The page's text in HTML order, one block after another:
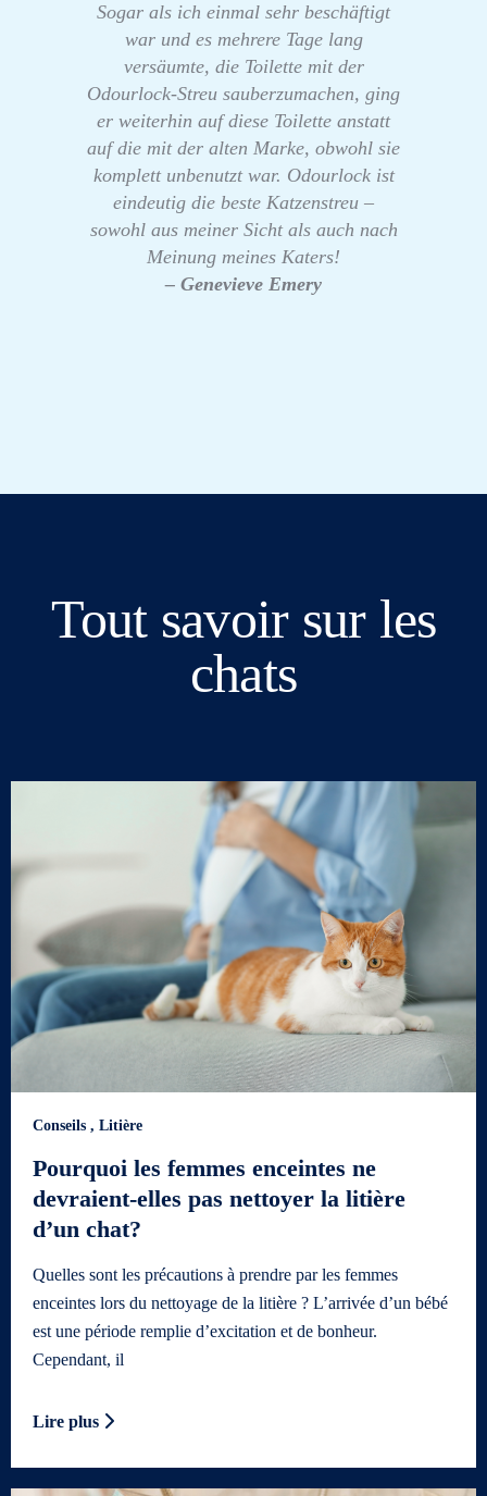
Sogar als ich einmal sehr beschäftigt
war und es mehrere Tage lang
versäumte, die Toilette mit der
Odourlock-Streu sauberzumachen, ging
er weiterhin auf diese Toilette anstatt
auf die mit der alten Marke, obwohl sie
komplett unbenutzt war. Odourlock ist
eindeutig die beste Katzenstreu –
sowohl aus meiner Sicht als auch nach
Meinung meines Katers!
– Genevieve Emery
Tout savoir sur les
chats
Conseils , Litière
Pourquoi les femmes enceintes ne
devraient-elles pas nettoyer la litière
d’un chat?
Quelles sont les précautions à prendre par les femmes
enceintes lors du nettoyage de la litière ? L’arrivée d’un bébé
est une période remplie d’excitation et de bonheur.
Cependant, il
Lire plus